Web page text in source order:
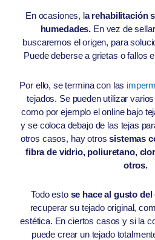
En ocasiones, la rehabilitación
humedades. En vez de
buscaremos el origen, para
Puede deberse a grietas o fallos
Por ello, se termina con las
tejados. Se pueden utilizar
como por ejemplo el online bajo
y se coloca debajo de las tejas
otros casos, hay otros sistemas
fibra de vidrio, poliuretano,
otros.
Todo estose hace al gusto del
recuperar su tejado original,
estética. En ciertos casos y si la
puede crear un tejado